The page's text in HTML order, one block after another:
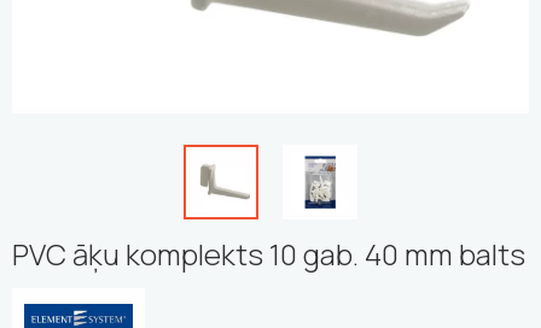
PVC āķu komplekts 10 gab. 40 mm balts